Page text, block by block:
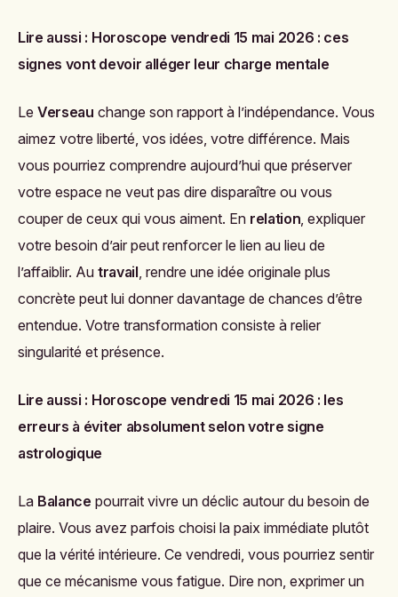
Lire aussi : Horoscope vendredi 15 mai 2026 : ces
signes vont devoir alléger leur charge mentale
Le Verseau change son rapport à l’indépendance. Vous
aimez votre liberté, vos idées, votre différence. Mais
vous pourriez comprendre aujourd’hui que préserver
votre espace ne veut pas dire disparaître ou vous
couper de ceux qui vous aiment. En relation, expliquer
votre besoin d’air peut renforcer le lien au lieu de
l’affaiblir. Au travail, rendre une idée originale plus
concrète peut lui donner davantage de chances d’être
entendue. Votre transformation consiste à relier
singularité et présence.
Lire aussi : Horoscope vendredi 15 mai 2026 : les
erreurs à éviter absolument selon votre signe
astrologique
La Balance pourrait vivre un déclic autour du besoin de
plaire. Vous avez parfois choisi la paix immédiate plutôt
que la vérité intérieure. Ce vendredi, vous pourriez sentir
que ce mécanisme vous fatigue. Dire non, exprimer un